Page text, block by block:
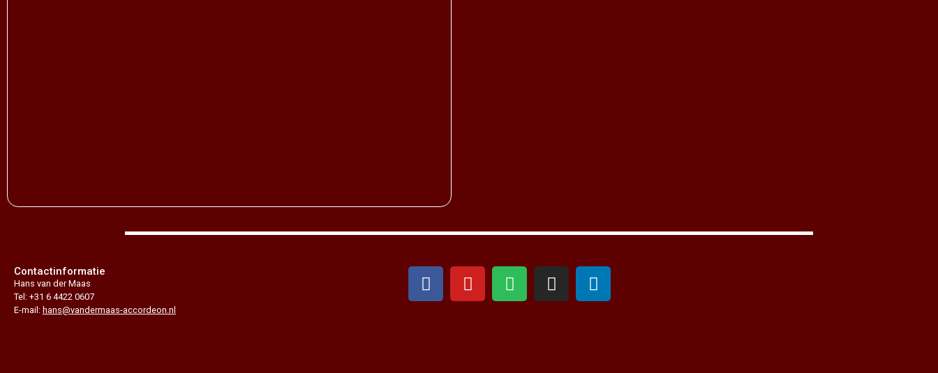
Contactinformatie
Hans van der Maas
Tel: +31 6 4422 0607
E-mail: hans@vandermaas-accordeon.nl